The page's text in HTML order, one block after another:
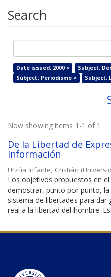
Search
Date issued: 2000 ×
Subject:
Subject: Periodismo ×
Subject:
Now showing items 1-1 of 1
De la Libertad de
Información
Urzúa Infante, Cristián (
Los objetivos propuestos en
demostrar, punto por punto,
sistema de libertades para dar
real a la libertad del hombre.